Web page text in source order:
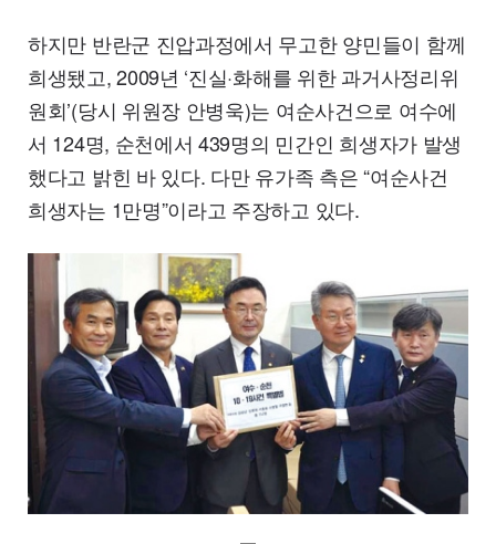
하지만 반란군 진압과정에서 무고한 양민들이 함께
희생됐고, 2009년 ‘진실·화해를 위한 과거사정리위
원회’(당시 위원장 안병욱)는 여순사건으로 여수에
서 124명, 순천에서 439명의 민간인 희생자가 발생
했다고 밝힌 바 있다. 다만 유가족 측은 “여순사건
희생자는 1만명”이라고 주장하고 있다.